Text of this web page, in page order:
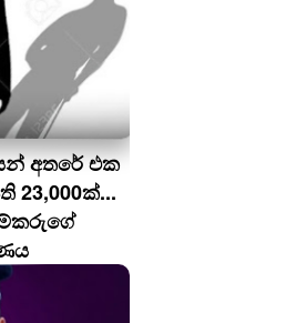
අතරේ එක
23,000ක්...